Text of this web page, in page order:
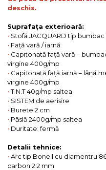
deschis.
Suprafața exterioară:
• Stofă JACQUARD tip
• Față vară / iarnă
• Capitonată față vară –
virgine 400g/mp
• Capitonată față iarnă – lână
virgine 400g/mp
•T.N.T 40g/mp saltea
• SISTEM de aerisire
• Burete 2 cm
• Pâslă 2400g/mp saltea
• Duritate: fermă
Detalii tehnice:
• Arc tip Bonell cu diamentru
carbon 2.2 mm